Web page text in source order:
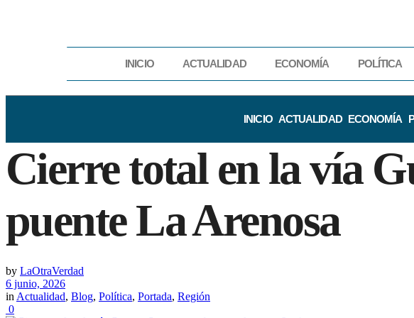
INICIO ACTUALIDAD ECONOMÍA POLÍTICA
INICIO ACTUALIDAD ECONOMÍA
Cierre total en la vía
puente La Arenosa
by LaOtraVerdad
6 junio, 2026
in Actualidad, Blog, Política, Portada, Región
0